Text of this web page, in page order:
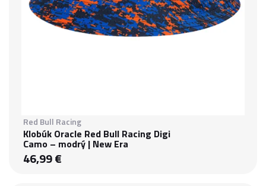
Red Bull Racing
Klobúk Oracle Red Bull Racing Digi
Camo – modrý | New Era
46,99 €